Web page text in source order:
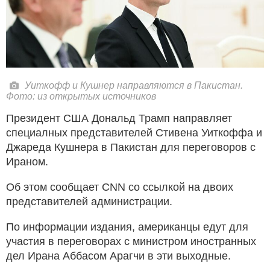
Уиткофф и Кушнер направляются в Пакистан.
Фото: из открытых источников
Президент США Дональд Трамп направляет
специалных представителей Стивена Уиткоффа и
Джареда Кушнера в Пакистан для переговоров с
Ираном.
Об этом сообщает CNN со ссылкой на двоих
представителей администрации.
По информации издания, американцы едут для
участия в переговорах с министром иностранных
дел Ирана Аббасом Арагчи в эти выходные.